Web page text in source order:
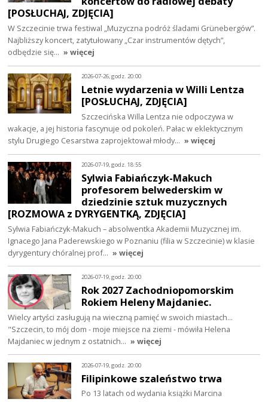
[POSŁUCHAJ, ZDJĘCIA]
W Szczecinie trwa festiwal „Muzyczna podróż śladami Grünebergów”.
Najbliższy koncert, zatytułowany „Czar instrumentów dętych”,
odbędzie się… » więcej
2026-07-26, godz. 20:00
Letnie wydarzenia w Willi Lentza
[POSŁUCHAJ, ZDJĘCIA]
Szczecińska Willa Lentza nie odpoczywa w
wakacje, a jej historia fascynuje od pokoleń. Pałac w eklektycznym
stylu Drugiego Cesarstwa zaprojektował młody… » więcej
2026-07-19, godz. 18:55
Sylwia Fabiańczyk-Makuch
profesorem belwederskim w
dziedzinie sztuk muzycznych
[ROZMOWA z DYRYGENTKĄ, ZDJĘCIA]
Sylwia Fabiańczyk-Makuch – absolwentka Akademii Muzycznej im.
Ignacego Jana Paderewskiego w Poznaniu (filia w Szczecinie) w klasie
dyrygentury chóralnej prof… » więcej
2026-07-19, godz. 20:00
Rok 2027 Zachodniopomorskim
Rokiem Heleny Majdaniec.
Wielcy artyści zasługują na wieczną pamięć w swoich miastach...
"Szczecin, to mój dom - moje miejsce na ziemi - mówiła Helena
Majdaniec w jednym z ostatnich… » więcej
2026-07-19, godz. 20:00
Filipinkowe szaleństwo trwa
Po 13 latach od wydania książki Marcina